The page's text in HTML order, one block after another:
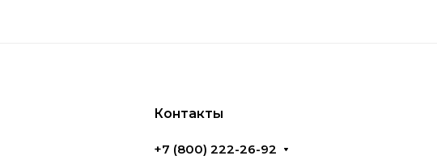
Контакты
+7 (800) 222-26-92